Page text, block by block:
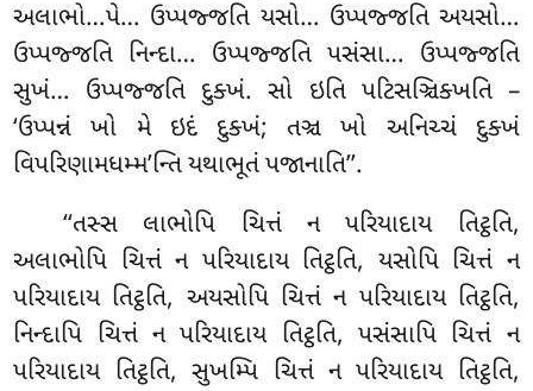
અલાભો…પે… ઉપ્પજ્જતિ યસો… ઉપ્પજ્જતિ અયસો…
ઉપ્પજ્જતિ નિન્દા… ઉપ્પજ્જતિ પસંસા… ઉપ્પજ્જતિ
સુખં… ઉપ્પજ્જતિ દુક્ખં. સો ઇતિ પટિસઞ્ચિક્ખતિ –
‘ઉપ્પન્નં ખો મે ઇદં દુક્ખં; તઞ્ચ ખો અનિચ્ચં દુક્ખં
વિપરિણામધમ્મ’ન્તિ યથાભૂતં પજાનાતિ’’.
‘‘તસ્સ લાભોપિ ચિત્તં ન પરિયાદાય તિટ્ઠતિ,
અલાભોપિ ચિત્તં ન પરિયાદાય તિટ્ઠતિ, યસોપિ ચિત્તં ન
પરિયાદાય તિટ્ઠતિ, અયસોપિ ચિત્તં ન પરિયાદાય તિટ્ઠતિ,
નિન્દાપિ ચિત્તં ન પરિયાદાય તિટ્ઠતિ, પસંસાપિ ચિત્તં ન
પરિયાદાય તિટ્ઠતિ, સુખમ્પિ ચિત્તં ન પરિયાદાય તિટ્ઠતિ,